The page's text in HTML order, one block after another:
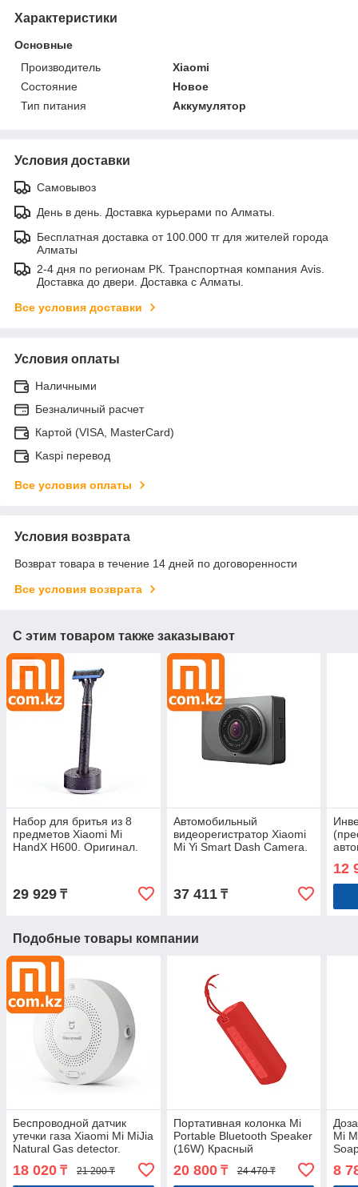
Характеристики
Основные
Производитель
Xiaomi
Состояние
Новое
Тип питания
Аккумулятор
Условия доставки
Самовывоз
День в день. Доставка курьерами по Алматы.
Бесплатная доставка от 100.000 тг для жителей города
Алматы
2-4 дня по регионам РК. Транспортная компания Avis.
Доставка до двери. Доставка с Алматы.
Все условия доставки
Условия оплаты
Наличными
Безналичный расчет
Картой (VISA, MasterCard)
Kaspi перевод
Все условия оплаты
Условия возврата
Возврат товара в течение 14 дней по договоренности
Все условия возврата
С этим товаром также заказывают
Набор для бритья из 8
предметов Xiaomi Mi
HandX H600. Оригинал.
29 929 ₸
Автомобильный
видеорегистратор Xiaomi
Mi Yi Smart Dash Camera.
37 411₸
12
Подобные товары компании
Беспроводной датчик
утечки газа Xiaomi Mi MiJia
Natural Gas detector.
Оригинал. Арт.5477
18 020 ₸ 21 200 ₸
Портативная колонка Mi
Portable Bluetooth Speaker
(16W) Красный
20 800₸ 24 470 ₸
Mi
8